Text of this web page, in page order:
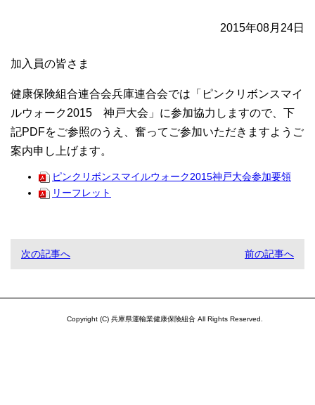
2015年08月24日
加入員の皆さま
健康保険組合連合会兵庫連合会では「ピンクリボンスマイ
ルウォーク2015 神戸大会」に参加協力しますので、下
記PDFをご参照のうえ、奮ってご参加いただきますようご
案内申し上げます。
ピンクリボンスマイルウォーク2015神戸大会参加要領
リーフレット
次の記事へ 前の記事へ
Copyright (C) 兵庫県運輸業健康保険組合 All Rights Reserved.